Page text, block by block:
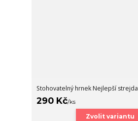
Stohovatelný hrnek Nejlepší strejda
290 Kč/ks
Zvolit variantu